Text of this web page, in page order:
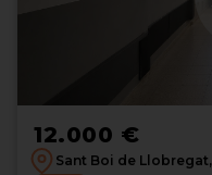
12.000 €
Sant Boi de Llobregat,